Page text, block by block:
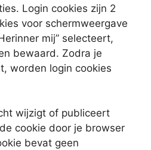
Login cookies zijn 2
voor schermweergave
mij” selecteert,
bewaard. Zodra je
worden login cookies
wijzigt of publiceert
cookie door je browser
bevat geen